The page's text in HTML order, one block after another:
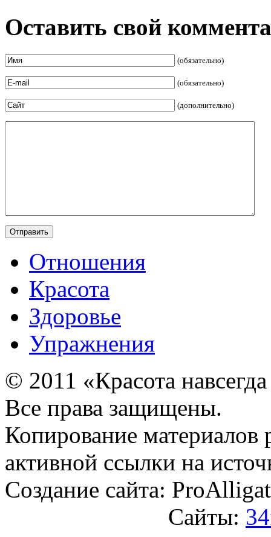
Оставить свой
(обязательно)
(обязательно)
(дополнительно)
Отношения
Красота
Здоровье
Упражнения
© 2011 «Красота
Все права защищены.
Копирование материалов
активной ссылки на
Создание сайта:
Сайты: